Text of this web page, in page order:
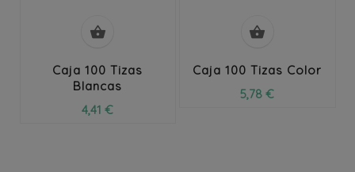

Caja 100 Tizas
Blancas
4,41 €

Caja 100 Tizas Color
5,78 €